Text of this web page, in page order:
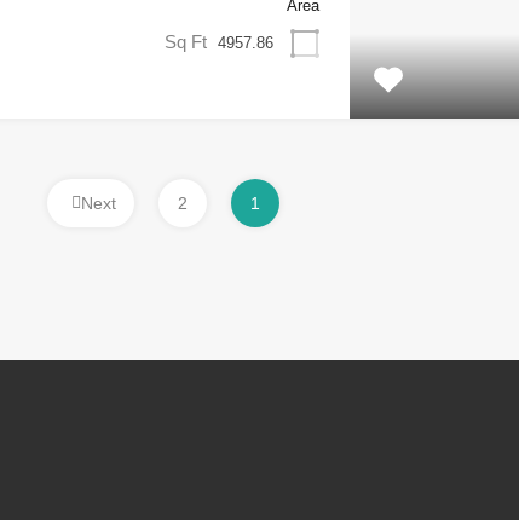
Area
4957.86
Sq Ft
1
2
Next